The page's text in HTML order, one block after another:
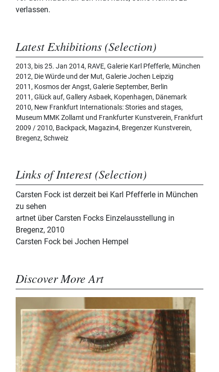
verlassen.
Latest Exhibitions (Selection)
2013, bis 25. Jan 2014, RAVE, Galerie Karl Pfefferle, München
2012, Die Würde und der Mut, Galerie Jochen Leipzig
2011, Kosmos der Angst, Galerie September, Berlin
2011, Glück auf, Gallery Asbaek, Kopenhagen, Dänemark
2010, New Frankfurt Internationals: Stories and stages,
Museum MMK Zollamt und Frankfurter Kunstverein, Frankfurt
2009 / 2010, Backpack, Magazin4, Bregenzer Kunstverein,
Bregenz, Schweiz
Links of Interest (Selection)
Carsten Fock ist derzeit bei Karl Pfefferle in München
zu sehen
artnet über Carsten Focks Einzelausstellung in
Bregenz, 2010
Carsten Fock bei Jochen Hempel
Discover More Art